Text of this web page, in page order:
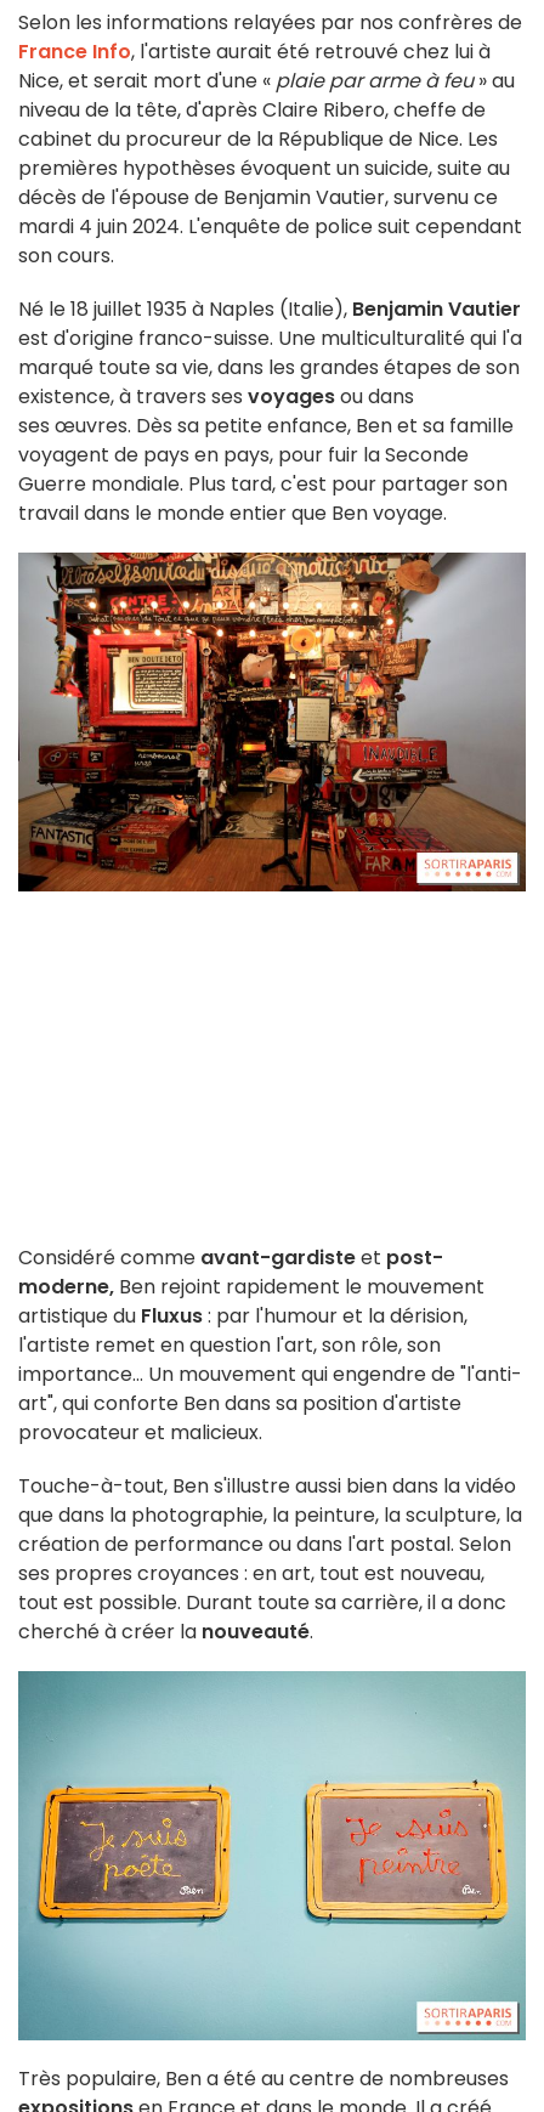
Selon les informations relayées par nos confrères de
France Info, l'artiste aurait été retrouvé chez lui à
Nice, et serait mort d'une « plaie par arme à feu» au
niveau de la tête, d'après Claire Ribero, cheffe de
cabinet du procureur de la République de Nice. Les
premières hypothèses évoquent un suicide, suite au
décès de l'épouse de Benjamin Vautier, survenu ce
mardi 4 juin 2024. L'enquête de police suit cependant
son cours.
Né le 18 juillet 1935 à Naples (Italie), Benjamin Vautier
est d'origine franco-suisse. Une multiculturalité qui l'a
marqué toute sa vie, dans les grandes étapes de son
existence, à travers ses voyagesou dans
ses œuvres. Dès sa petite enfance, Ben et sa famille
voyagent de pays en pays, pour fuir la Seconde
Guerre mondiale. Plus tard, c'est pour partager son
travail dans le monde entier que Ben voyage.
Considéré comme avant-gardisteet post-
moderne, Ben rejoint rapidement le mouvement
artistique du Fluxus: par l'humour et la dérision,
l'artiste remet en question l'art, son rôle, son
importance... Un mouvement qui engendre de "l'anti-
art", qui conforte Ben dans sa position d'artiste
provocateur et malicieux.
Touche-à-tout, Ben s'illustre aussi bien dans la vidéo
que dans la photographie, la peinture, la sculpture, la
création de performance ou dans l'art postal. Selon
ses propres croyances : en art, tout est nouveau,
tout est possible. Durant toute sa carrière, il a donc
cherché à créer la nouveauté.
Très populaire, Ben a été au centre de nombreuses